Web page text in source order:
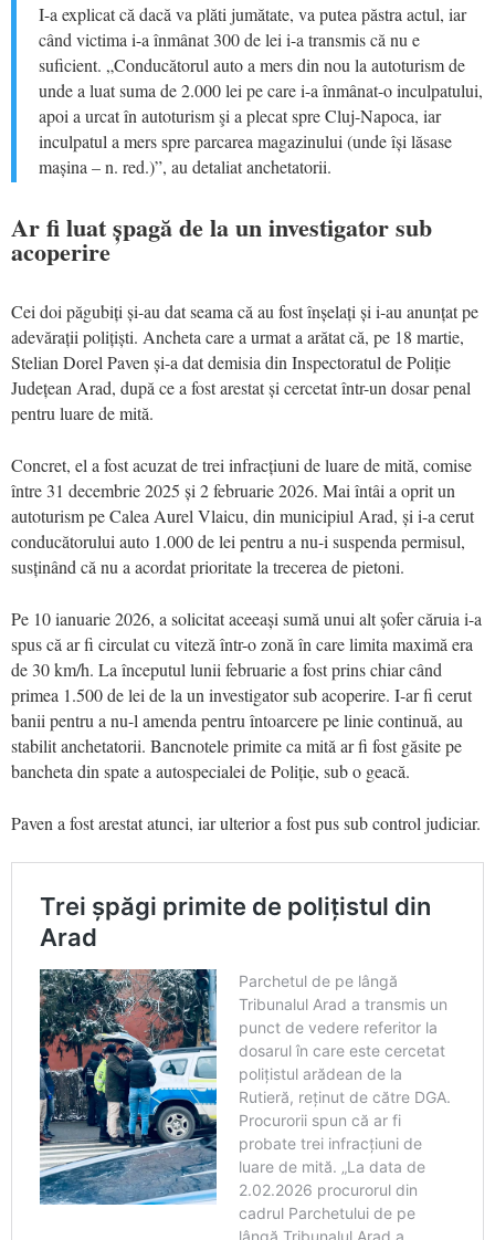
I-a explicat că dacă va plăti jumătate, va putea păstra actul, iar
când victima i-a înmânat 300 de lei i-a transmis că nu e
suficient. „Conducătorul auto a mers din nou la autoturism de
unde a luat suma de 2.000 lei pe care i-a înmânat-o inculpatului,
apoi a urcat în autoturism şi a plecat spre Cluj-Napoca, iar
inculpatul a mers spre parcarea magazinului (unde își lăsase
mașina – n. red.)”, au detaliat anchetatorii.
Ar fi luat șpagă de la un investigator sub
acoperire
Cei doi păgubiți și-au dat seama că au fost înșelați și i-au anunțat pe
adevărații polițiști. Ancheta care a urmat a arătat că, pe 18 martie,
Stelian Dorel Paven și-a dat demisia din Inspectoratul de Poliție
Județean Arad, după ce a fost arestat și cercetat într-un dosar penal
pentru luare de mită.
Concret, el a fost acuzat de trei infracțiuni de luare de mită, comise
între 31 decembrie 2025 și 2 februarie 2026. Mai întâi a oprit un
autoturism pe Calea Aurel Vlaicu, din municipiul Arad, și i-a cerut
conducătorului auto 1.000 de lei pentru a nu-i suspenda permisul,
susținând că nu a acordat prioritate la trecerea de pietoni.
Pe 10 ianuarie 2026, a solicitat aceeași sumă unui alt șofer căruia i-a
spus că ar fi circulat cu viteză într-o zonă în care limita maximă era
de 30 km/h. La începutul lunii februarie a fost prins chiar când
primea 1.500 de lei de la un investigator sub acoperire. I-ar fi cerut
banii pentru a nu-l amenda pentru întoarcere pe linie continuă, au
stabilit anchetatorii. Bancnotele primite ca mită ar fi fost găsite pe
bancheta din spate a autospecialei de Poliție, sub o geacă.
Paven a fost arestat atunci, iar ulterior a fost pus sub control judiciar.